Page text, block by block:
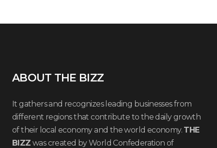
ABOUT THE BIZZ
It gathers and recognizes leading businesses from
different regions that contribute to the daily growth
of their local economy and the world economy. THE
BIZZ was created by World Confederation of